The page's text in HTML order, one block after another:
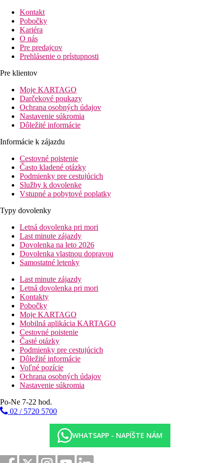
Kontakt
Pobočky
Kariéra
O nás
Pre predajcov
Prehlásenie o prístupnosti
Pre klientov
Moje KARTAGO
Darčekové poukazy
Ochrana osobných údajov
Nastavenie súkromia
Dôležité informácie
Informácie k zájazdu
Cestovné poistenie
Často kladené otázky
Podmienky pre cestujúcich
Služby k dovolenke
Vstupné a pobytové poplatky
Typy dovolenky
Letná dovolenka pri mori
Last minute zájazdy
Dovolenka na leto 2026
Dovolenka vlastnou dopravou
Samostatné letenky
Last minute zájazdy
Letná dovolenka pri mori
Kontakty
Pobočky
Moje KARTAGO
Mobilná aplikácia KARTAGO
Cestovné poistenie
Časté otázky
Podmienky pre cestujúcich
Dôležité informácie
Voľné pozície
Ochrana osobných údajov
Nastavenie súkromia
Po-Ne 7-22 hod.
02 / 5720 5700
WHATSAPP - NAPÍŠTE NÁM